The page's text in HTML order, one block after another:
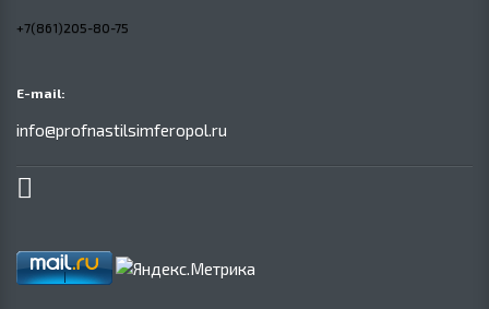
+7(861)205-80-75
E-mail:
info@profnastilsimferopol.ru